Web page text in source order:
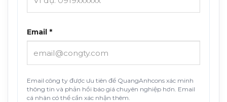
Email *
Email công ty được ưu tiên để QuangAnhcons xác minh
thông tin và phản hồi báo giá chuyên nghiệp hơn. Email
cá nhân có thể cần xác nhận thêm.